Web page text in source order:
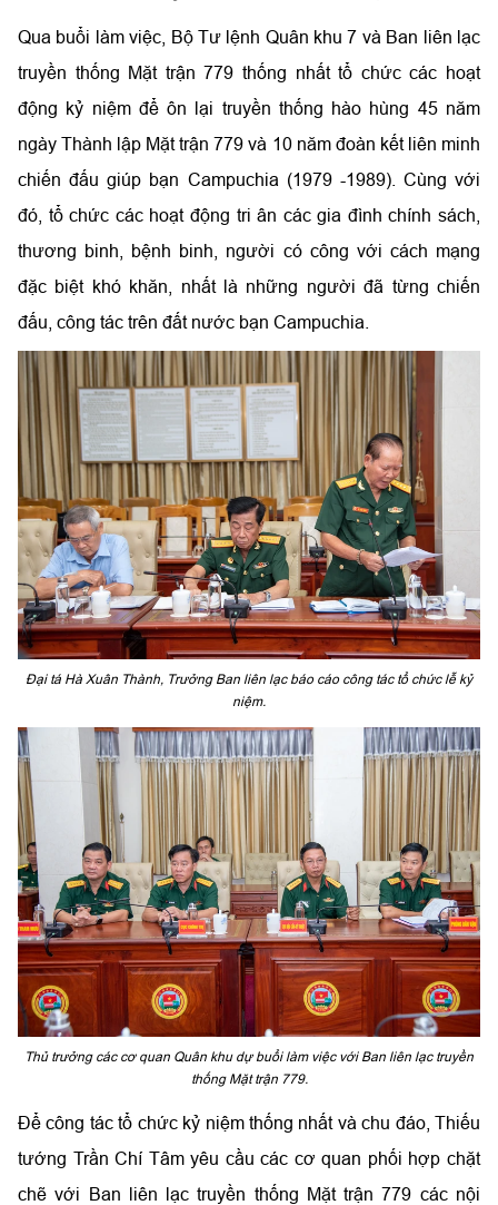
Qua buổi làm việc, Bộ Tư lệnh Quân khu 7 và Ban liên lạc
truyền thống Mặt trận 779 thống nhất tổ chức các hoạt
động kỷ niệm để ôn lại truyền thống hào hùng 45 năm
ngày Thành lập Mặt trận 779 và 10 năm đoàn kết liên minh
chiến đấu giúp bạn Campuchia (1979 -1989). Cùng với
đó, tổ chức các hoạt động tri ân các gia đình chính sách,
thương binh, bệnh binh, người có công với cách mạng
đặc biệt khó khăn, nhất là những người đã từng chiến
đấu, công tác trên đất nước bạn Campuchia.
Đại tá Hà Xuân Thành, Trưởng Ban liên lạc báo cáo công tác tổ chức lễ kỷ
niệm.
Thủ trưởng các cơ quan Quân khu dự buổi làm việc với Ban liên lạc truyền
thống Mặt trận 779.
Để công tác tổ chức kỷ niệm thống nhất và chu đáo, Thiếu
tướng Trần Chí Tâm yêu cầu các cơ quan phối hợp chặt
chẽ với Ban liên lạc truyền thống Mặt trận 779 các nội